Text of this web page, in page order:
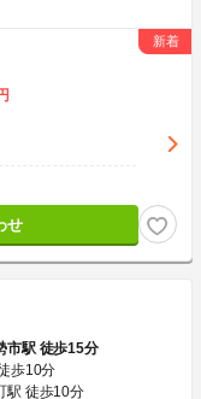
せ
市駅 徒歩15分
歩10分
駅 徒歩10分